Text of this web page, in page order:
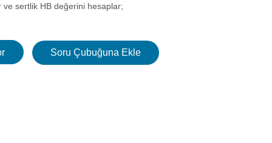
ve sertlik HB değerini hesaplar;
Soru Çubuğuna Ekle